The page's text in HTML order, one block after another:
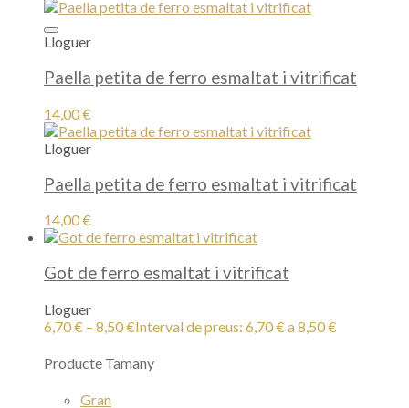
Lloguer
Paella petita de ferro esmaltat i vitrificat
14,00€
Lloguer
Paella petita de ferro esmaltat i vitrificat
14,00€
Got de ferro esmaltat i vitrificat
Lloguer
6,70€ – 8,50€Interval de preus: 6,70 € a 8,50 €
Producte Tamany
Gran